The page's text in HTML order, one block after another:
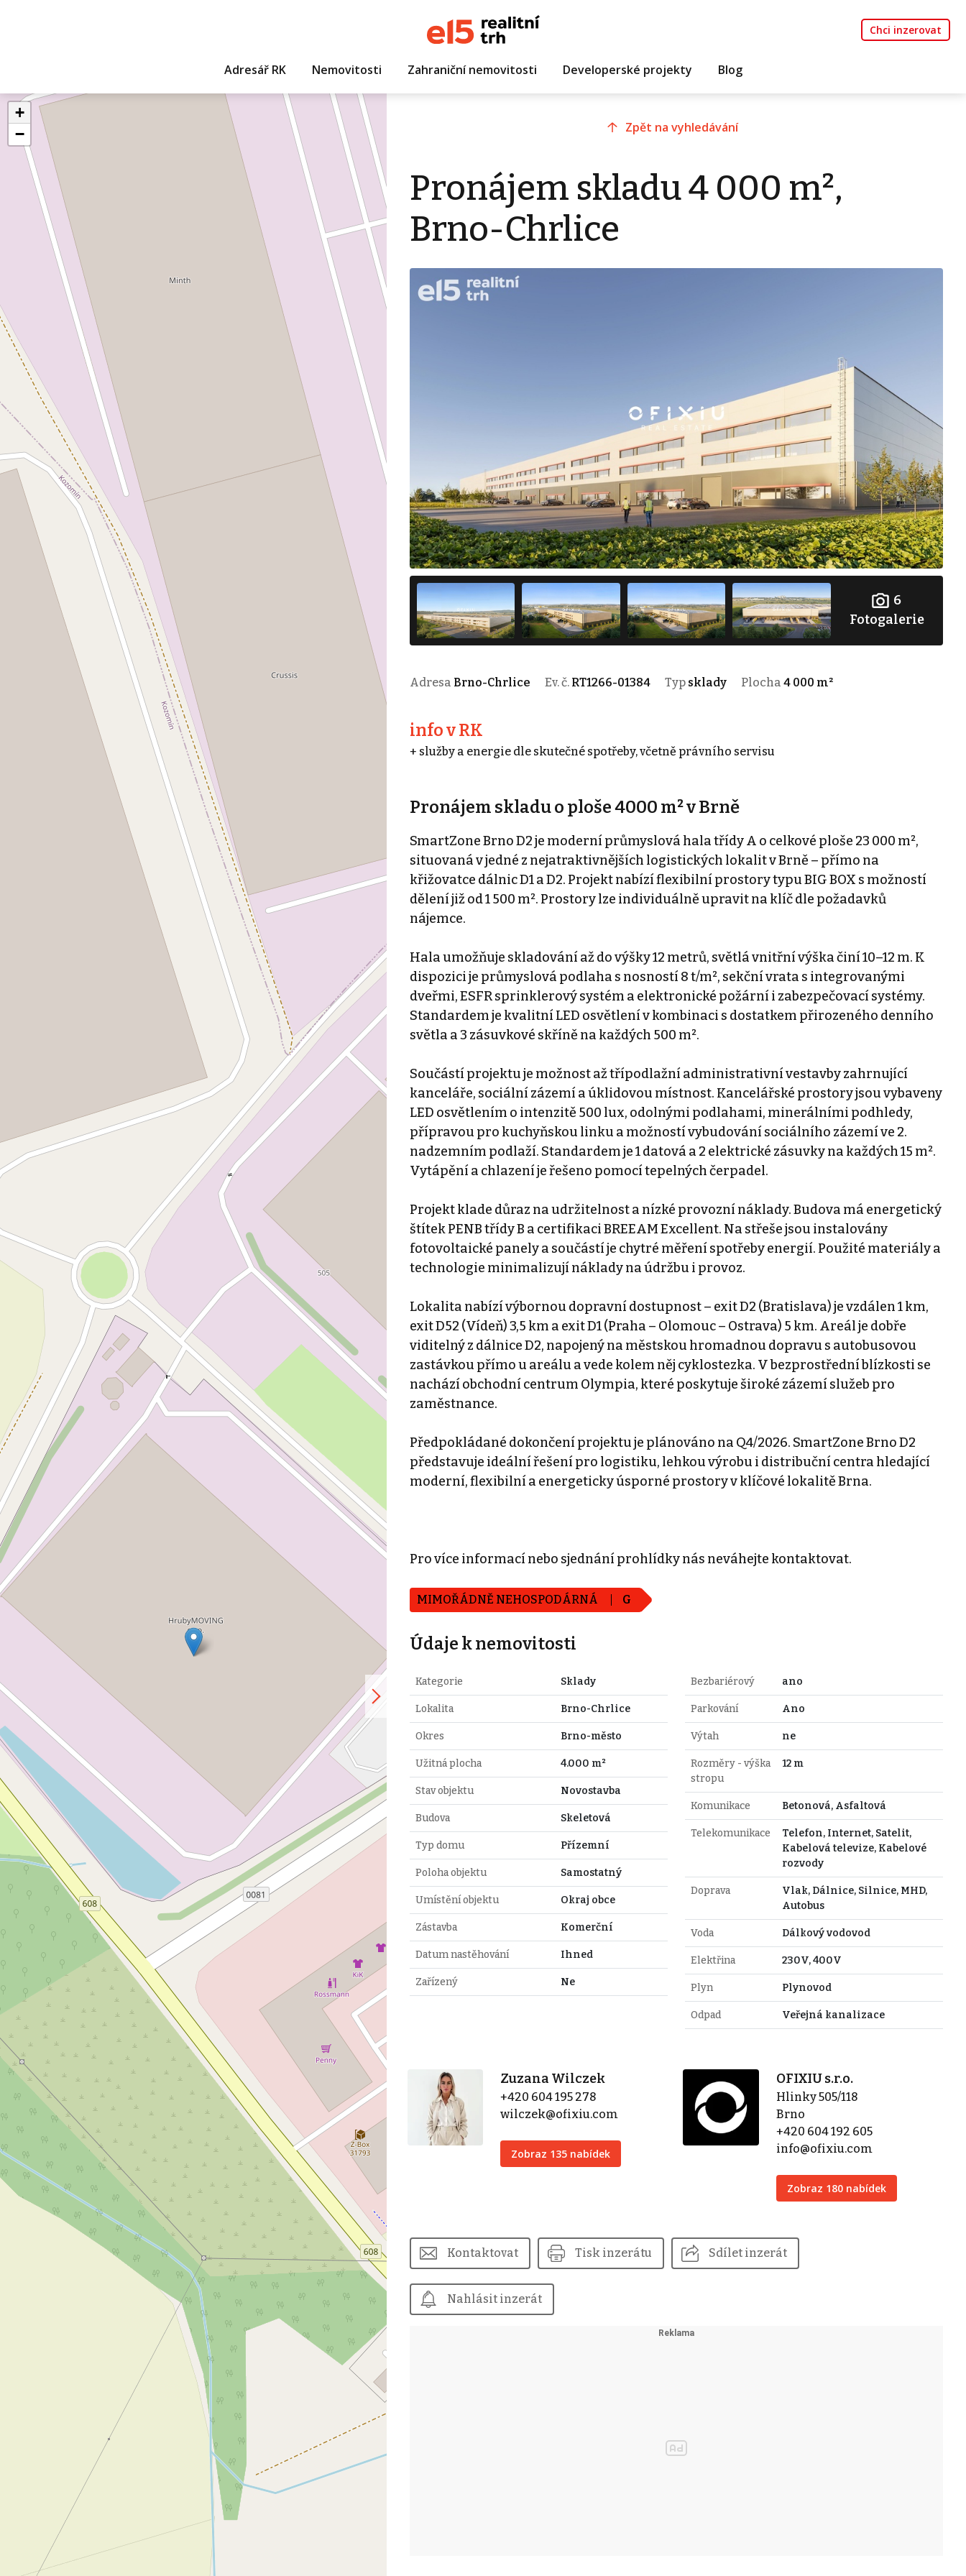
Chci inzerovat
Adresář RK Nemovitosti Zahraniční nemovitosti Developerské projekty Blog
+
−
Zpět na vyhledávání
Pronájem skladu 4 000 m²,
Brno-Chrlice
6
Fotogalerie
Adresa Brno-Chrlice Ev. č. RT1266-01384 Typ sklady Plocha 4 000 m²
info v RK
+ služby a energie dle skutečné spotřeby, včetně právního servisu
Pronájem skladu o ploše 4000 m² v Brně
SmartZone Brno D2 je moderní průmyslová hala třídy A o celkové ploše 23 000 m²,
situovaná v jedné z nejatraktivnějších logistických lokalit v Brně – přímo na
křižovatce dálnic D1 a D2. Projekt nabízí flexibilní prostory typu BIG BOX s možností
dělení již od 1 500 m². Prostory lze individuálně upravit na klíč dle požadavků
nájemce.
Hala umožňuje skladování až do výšky 12 metrů, světlá vnitřní výška činí 10–12 m. K
dispozici je průmyslová podlaha s nosností 8 t/m², sekční vrata s integrovanými
dveřmi, ESFR sprinklerový systém a elektronické požární i zabezpečovací systémy.
Standardem je kvalitní LED osvětlení v kombinaci s dostatkem přirozeného denního
světla a 3 zásuvkové skříně na každých 500 m².
Součástí projektu je možnost až třípodlažní administrativní vestavby zahrnující
kanceláře, sociální zázemí a úklidovou místnost. Kancelářské prostory jsou vybaveny
LED osvětlením o intenzitě 500 lux, odolnými podlahami, minerálními podhledy,
přípravou pro kuchyňskou linku a možností vybudování sociálního zázemí ve 2.
nadzemním podlaží. Standardem je 1 datová a 2 elektrické zásuvky na každých 15 m².
Vytápění a chlazení je řešeno pomocí tepelných čerpadel.
Projekt klade důraz na udržitelnost a nízké provozní náklady. Budova má energetický
štítek PENB třídy B a certifikaci BREEAM Excellent. Na střeše jsou instalovány
fotovoltaické panely a součástí je chytré měření spotřeby energií. Použité materiály a
technologie minimalizují náklady na údržbu i provoz.
Lokalita nabízí výbornou dopravní dostupnost – exit D2 (Bratislava) je vzdálen 1 km,
exit D52 (Vídeň) 3,5 km a exit D1 (Praha – Olomouc – Ostrava) 5 km. Areál je dobře
viditelný z dálnice D2, napojený na městskou hromadnou dopravu s autobusovou
zastávkou přímo u areálu a vede kolem něj cyklostezka. V bezprostřední blízkosti se
nachází obchodní centrum Olympia, které poskytuje široké zázemí služeb pro
zaměstnance.
Předpokládané dokončení projektu je plánováno na Q4/2026. SmartZone Brno D2
představuje ideální řešení pro logistiku, lehkou výrobu i distribuční centra hledající
moderní, flexibilní a energeticky úsporné prostory v klíčové lokalitě Brna.
Pro více informací nebo sjednání prohlídky nás neváhejte kontaktovat.
MIMOŘÁDNĚ NEHOSPODÁRNÁ G
Údaje k nemovitosti
Kategorie Sklady
Lokalita Brno-Chrlice
Okres Brno-město
Užitná plocha 4.000 m²
Stav objektu Novostavba
Budova Skeletová
Typ domu Přízemní
Poloha objektu Samostatný
Umístění objektu Okraj obce
Zástavba Komerční
Datum nastěhování Ihned
Zařízený Ne
Bezbariérový ano
Parkování Ano
Výtah ne
Rozměry - výška
stropu
12 m
Komunikace Betonová, Asfaltová
Telekomunikace
Telefon, Internet, Satelit,
Kabelová televize, Kabelové
rozvody
Doprava
Vlak, Dálnice, Silnice, MHD,
Autobus
Voda Dálkový vodovod
Elektřina 230V, 400V
Plyn Plynovod
Odpad Veřejná kanalizace
Zuzana Wilczek
+420 604 195 278
wilczek@ofixiu.com
Zobraz 135 nabídek
OFIXIU s.r.o.
Hlinky 505/118
Brno
+420 604 192 605
info@ofixiu.com
Zobraz 180 nabídek
Kontaktovat Tisk inzerátu Sdílet inzerát
Nahlásit inzerát